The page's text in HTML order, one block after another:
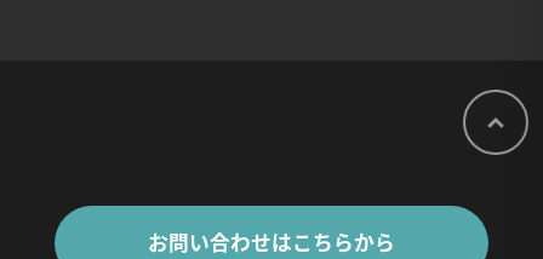
お問い合わせはこちらから